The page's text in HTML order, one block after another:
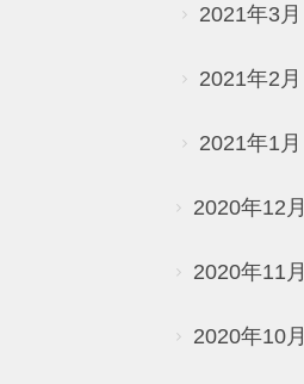
2021年3月
2021年2月
2021年1月
2020年12月
2020年11月
2020年10月